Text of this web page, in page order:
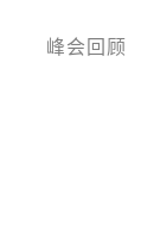
峰会回顾